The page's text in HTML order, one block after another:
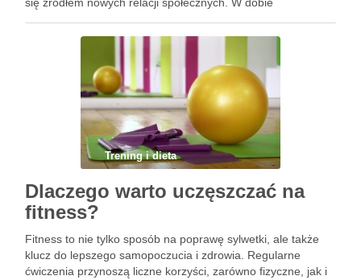
korzyści niesie …
Trening i dieta
Dlaczego warto uczęszczać na
fitness?
Fitness to nie tylko sposób na poprawę sylwetki, ale także
klucz do lepszego samopoczucia i zdrowia. Regularne
ćwiczenia przynoszą liczne korzyści, zarówno fizyczne, jak i